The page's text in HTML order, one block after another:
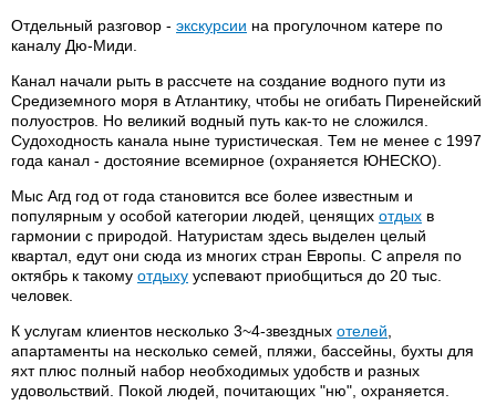
Отдельный разговор - экскурсии на прогулочном катере по
каналу Дю-Миди.
Канал начали рыть в рассчете на создание водного пути из
Средиземного моря в Атлантику, чтобы не огибать Пиренейский
полуостров. Но великий водный путь как-то не сложился.
Судоходность канала ныне туристическая. Тем не менее с 1997
года канал - достояние всемирное (охраняется ЮНЕСКО).
Мыс Агд год от года становится все более известным и
популярным у особой категории людей, ценящих отдых в
гармонии с природой. Натуристам здесь выделен целый
квартал, едут они сюда из многих стран Европы. С апреля по
октябрь к такому отдыху успевают приобщиться до 20 тыс.
человек.
К услугам клиентов несколько 3~4-звездных отелей
апартаменты на несколько семей, пляжи, бассейны, бухты для
яхт плюс полный набор необходимых удобств и разных
удовольствий. Покой людей, почитающих "ню", охраняется.